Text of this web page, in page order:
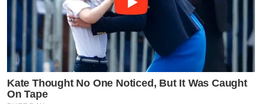
Kate Thought No One Noticed, But It Was Caught
On Tape